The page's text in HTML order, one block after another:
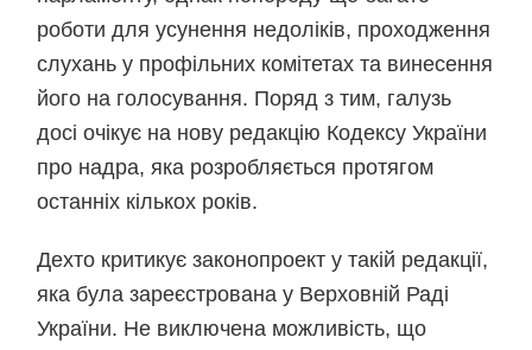
роботи для усунення недоліків, проходження
слухань у профільних комітетах та винесення
його на голосування. Поряд з тим, галузь
досі очікує на нову редакцію Кодексу України
про надра, яка розробляється протягом
останніх кількох років.
Дехто критикує законопроект у такій редакції,
яка була зареєстрована у Верховній Раді
України. Не виключена можливість, що